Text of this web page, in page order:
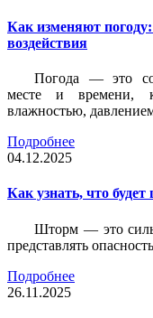
Как изменяют
воздействия
Погода — это
месте и времени,
влажностью,
Подробнее
04.12.2025
Как узнать, что
Шторм — это
представлять
Подробнее
26.11.2025